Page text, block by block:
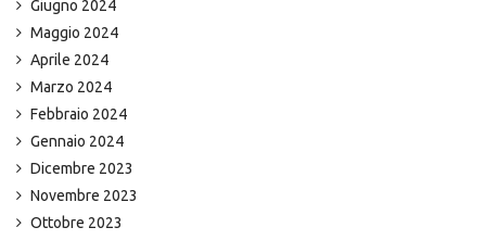
Giugno 2024
Maggio 2024
Aprile 2024
Marzo 2024
Febbraio 2024
Gennaio 2024
Dicembre 2023
Novembre 2023
Ottobre 2023